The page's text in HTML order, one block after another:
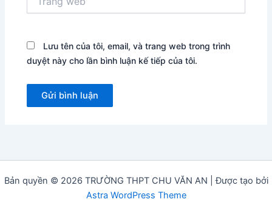
web
Lưu tên của tôi, email, và trang web trong trình
duyệt này cho lần bình luận kế tiếp của tôi.
Bản quyền © 2026 TRƯỜNG THPT CHU VĂN AN | Được tạo bởi
Astra WordPress Theme